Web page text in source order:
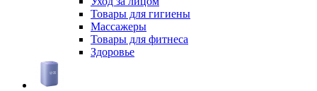
Товары для гигиены
Массажеры
Товары для фитнеса
Здоровье